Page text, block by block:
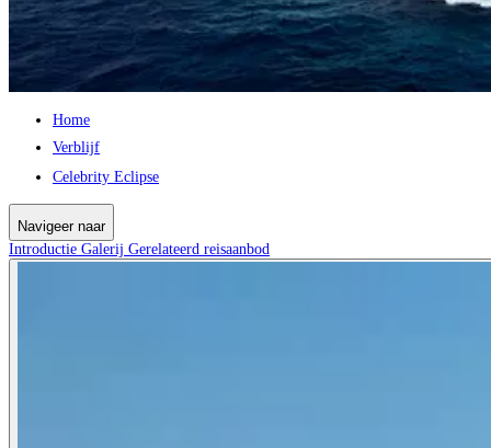
Home
Verblijf
Celebrity Eclipse
Navigeer naar
Introductie Galerij Gerelateerd reisaanbod